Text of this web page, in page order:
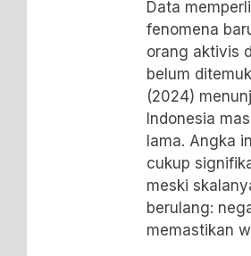
Data
fenomena
orang aktivis
belum
(2024)
Indonesia
lama. Angka
cukup
meski
berulang:
memastikan